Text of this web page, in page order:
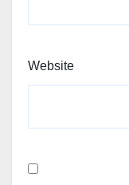
Website